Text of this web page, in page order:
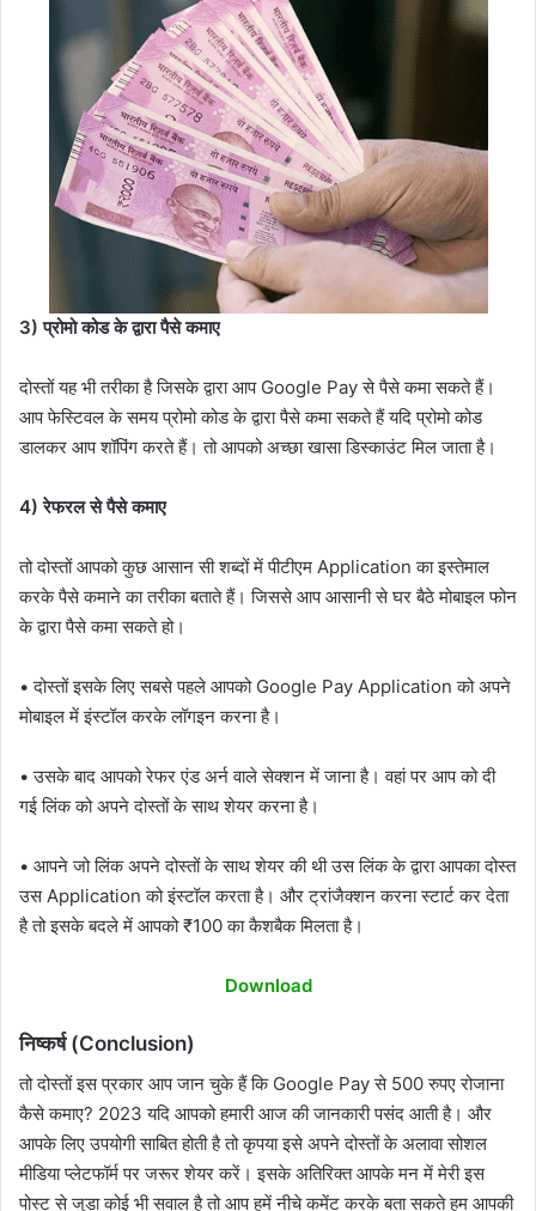
3) प्रोमो कोड के द्वारा पैसे कमाए
दोस्तों यह भी तरीका है जिसके द्वारा आप Google Pay से पैसे कमा सकते हैं।
आप फेस्टिवल के समय प्रोमो कोड के द्वारा पैसे कमा सकते हैं यदि प्रोमो कोड
डालकर आप शॉपिंग करते हैं। तो आपको अच्छा खासा डिस्काउंट मिल जाता है।
4) रेफरल से पैसे कमाए
तो दोस्तों आपको कुछ आसान सी शब्दों में पीटीएम Application का इस्तेमाल
करके पैसे कमाने का तरीका बताते हैं। जिससे आप आसानी से घर बैठे मोबाइल फोन
के द्वारा पैसे कमा सकते हो।
• दोस्तों इसके लिए सबसे पहले आपको Google Pay Application को अपने
मोबाइल में इंस्टॉल करके लॉगइन करना है।
• उसके बाद आपको रेफर एंड अर्न वाले सेक्शन में जाना है। वहां पर आप को दी
गई लिंक को अपने दोस्तों के साथ शेयर करना है।
• आपने जो लिंक अपने दोस्तों के साथ शेयर की थी उस लिंक के द्वारा आपका दोस्त
उस Application को इंस्टॉल करता है। और ट्रांजैक्शन करना स्टार्ट कर देता
है तो इसके बदले में आपको ₹100 का कैशबैक मिलता है।
Download
निष्कर्ष (Conclusion)
तो दोस्तों इस प्रकार आप जान चुके हैं कि Google Pay से 500 रुपए रोजाना
कैसे कमाए? 2023 यदि आपको हमारी आज की जानकारी पसंद आती है। और
आपके लिए उपयोगी साबित होती है तो कृपया इसे अपने दोस्तों के अलावा सोशल
मीडिया प्लेटफॉर्म पर जरूर शेयर करें। इसके अतिरिक्त आपके मन में मेरी इस
पोस्ट से जुड़ा कोई भी सवाल है तो आप हमें नीचे कमेंट करके बता सकते हम आपकी